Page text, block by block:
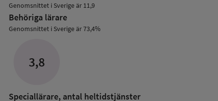
Genomsnittet i Sverige är 11,9
Behöriga lärare
Genomsnittet i Sverige är 73,4%
3,8
Speciallärare, antal heltidstjänster